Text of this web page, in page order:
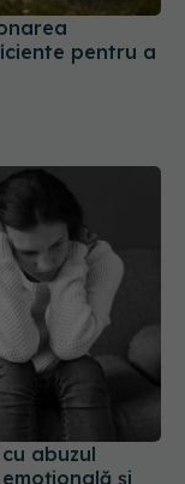
pentru a
abuzul
și